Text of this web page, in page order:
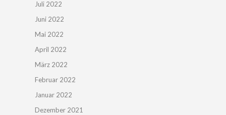
Juli 2022
Juni 2022
Mai 2022
April 2022
März 2022
Februar 2022
Januar 2022
Dezember 2021